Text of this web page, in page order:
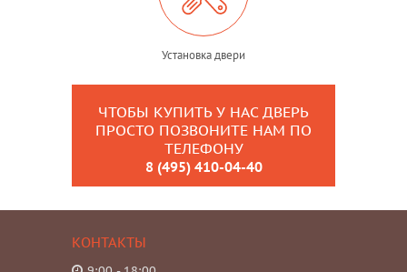
Установка двери
ЧТОБЫ КУПИТЬ У НАС ДВЕРЬ
ПРОСТО ПОЗВОНИТЕ НАМ ПО
ТЕЛЕФОНУ
8 (495) 410-04-40
КОНТАКТЫ